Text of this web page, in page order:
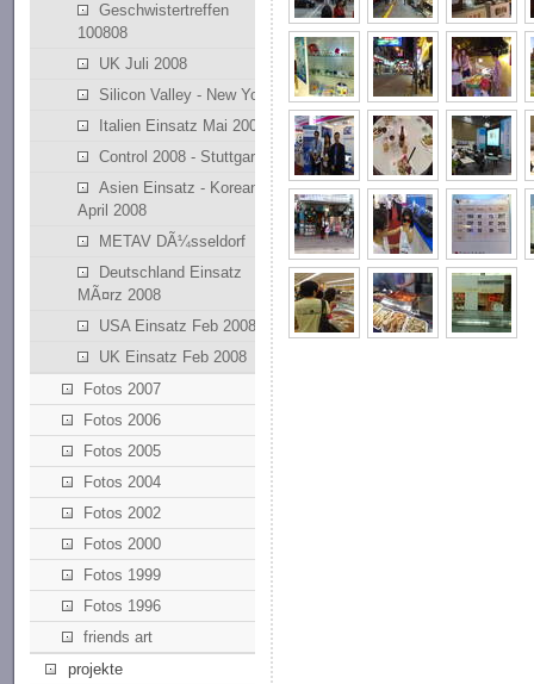
Geschwistertreffen
100808
UK Juli 2008
Silicon Valley - New York
Italien Einsatz Mai 2008
Control 2008 - Stuttgart
Asien Einsatz - Korean
April 2008
METAV DÃ¼sseldorf
Deutschland Einsatz
MÃ¤rz 2008
USA Einsatz Feb 2008
UK Einsatz Feb 2008
Fotos 2007
Fotos 2006
Fotos 2005
Fotos 2004
Fotos 2002
Fotos 2000
Fotos 1999
Fotos 1996
friends art
projekte